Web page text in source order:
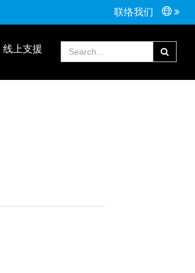
联络我们
线上支援
Tools手工具